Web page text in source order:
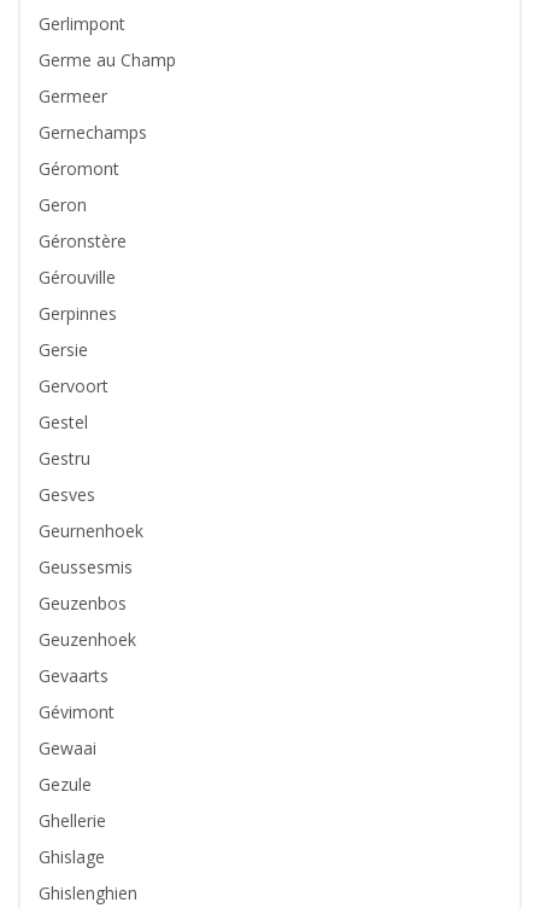
Gerlimpont
Germe au Champ
Germeer
Gernechamps
Géromont
Geron
Géronstère
Gérouville
Gerpinnes
Gersie
Gervoort
Gestel
Gestru
Gesves
Geurnenhoek
Geussesmis
Geuzenbos
Geuzenhoek
Gevaarts
Gévimont
Gewaai
Gezule
Ghellerie
Ghislage
Ghislenghien